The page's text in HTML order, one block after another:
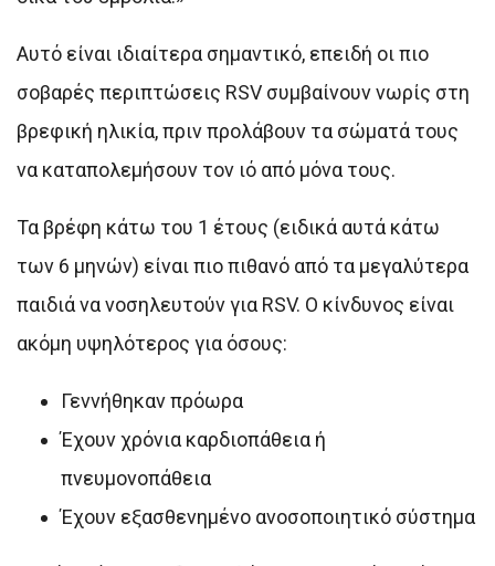
Αυτό είναι ιδιαίτερα σημαντικό, επειδή οι πιο
σοβαρές περιπτώσεις RSV συμβαίνουν νωρίς στη
βρεφική ηλικία, πριν προλάβουν τα σώματά τους
να καταπολεμήσουν τον ιό από μόνα τους.
Τα βρέφη κάτω του 1 έτους (ειδικά αυτά κάτω
των 6 μηνών) είναι πιο πιθανό από τα μεγαλύτερα
παιδιά να νοσηλευτούν για RSV. Ο κίνδυνος είναι
ακόμη υψηλότερος για όσους:
Γεννήθηκαν πρόωρα
Έχουν χρόνια καρδιοπάθεια ή
πνευμονοπάθεια
Έχουν εξασθενημένο ανοσοποιητικό σύστημα